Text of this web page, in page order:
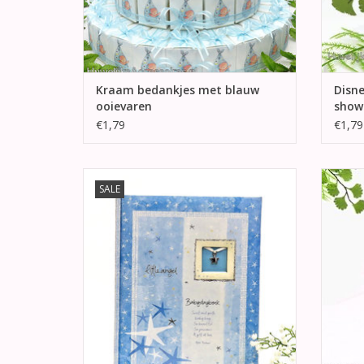
Kraam bedankjes met blauw
ooievaren
€1,79
€1,79
SALE
alle herinneringen van in de eerste twee
jaar.
TOEVOEGEN AAN WINKELWAGEN